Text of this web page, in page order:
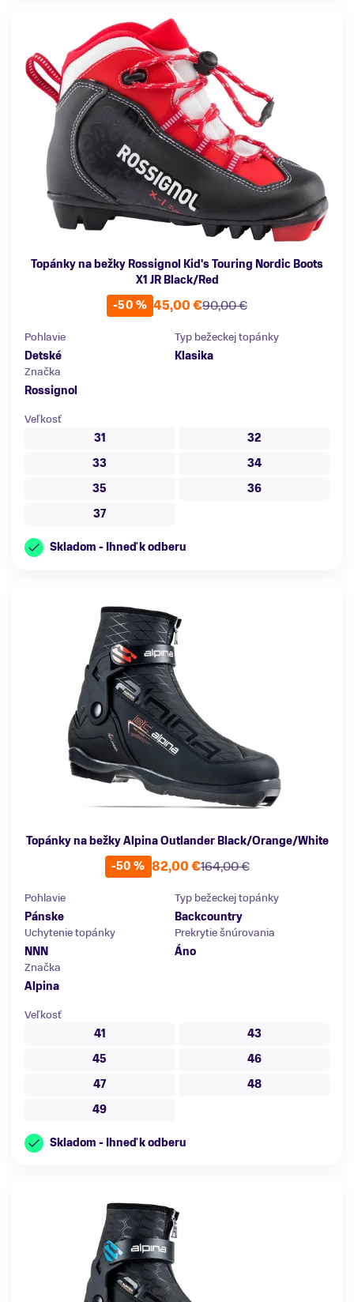
Topánky na bežky Rossignol Kid's Touring Nordic Boots
X1 JR Black/Red
-50 %
90,00 €
45,00 €
Pohlavie
Detské
Typ bežeckej topánky
Klasika
Značka
Rossignol
Veľkosť
31
32
33
34
35
36
37
Skladom - Ihneď k odberu
Topánky na bežky Alpina Outlander Black/Orange/White
-50 %
164,00 €
82,00 €
Pohlavie
Pánske
Typ bežeckej topánky
Backcountry
Uchytenie topánky
NNN
Prekrytie šnúrovania
Áno
Značka
Alpina
Veľkosť
41
43
45
46
47
48
49
Skladom - Ihneď k odberu